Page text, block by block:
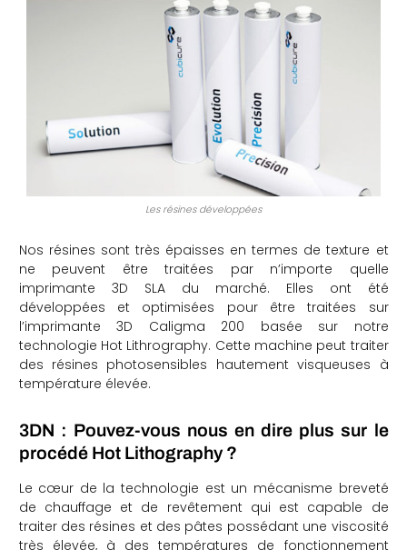
Les résines développées
Nos résines sont très épaisses en termes de texture et
ne peuvent être traitées par n’importe quelle
imprimante 3D SLA du marché. Elles ont été
développées et optimisées pour être traitées sur
l’imprimante 3D Caligma 200 basée sur notre
technologie Hot Lithrography. Cette machine peut traiter
des résines photosensibles hautement visqueuses à
température élevée.
3DN : Pouvez-vous nous en dire plus sur le
procédé Hot Lithography ?
Le cœur de la technologie est un mécanisme breveté
de chauffage et de revêtement qui est capable de
traiter des résines et des pâtes possédant une viscosité
très élevée, à des températures de fonctionnement